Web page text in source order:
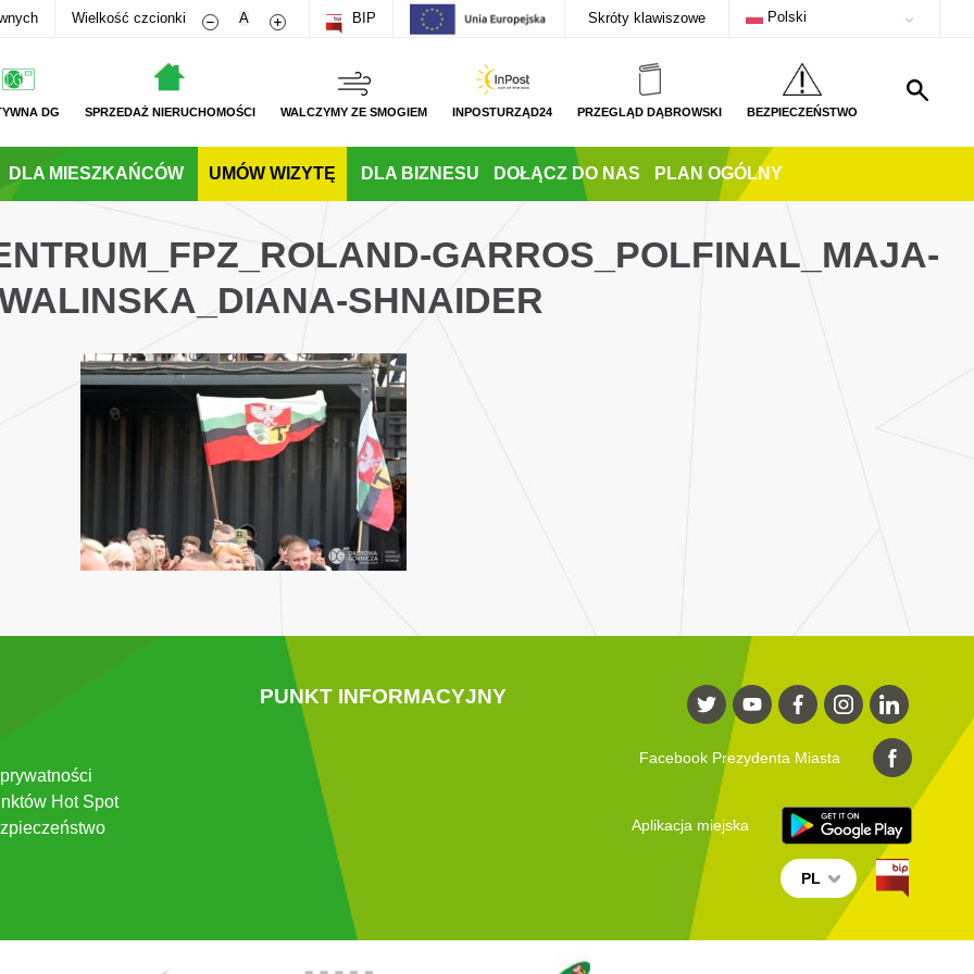
Wielkość czcionki Zmniejsz rozmiar czcionki
A Zwiększ rozmiar czcionki
BIP Skróty klawiszowe Polski
DG SPRZEDAŻ NIERUCHOMOŚCI WALCZYMY ZE SMOGIEM INPOSTURZĄD24 PRZEGLĄD DĄBROWSKI BEZPIECZEŃSTWO
DLA MIESZKAŃCÓW UMÓW WIZYTĘ DLA BIZNESU DOŁĄCZ DO NAS PLAN OGÓLNY
GARROS_POLFINAL_MAJA-
SHNAIDER
Hot Spot
PUNKT INFORMACYJNY
Facebook Prezydenta Miasta
Aplikacja miejska
PL